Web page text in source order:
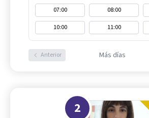
07:00 08:00
10:00
11:00
Anterior Más días
2